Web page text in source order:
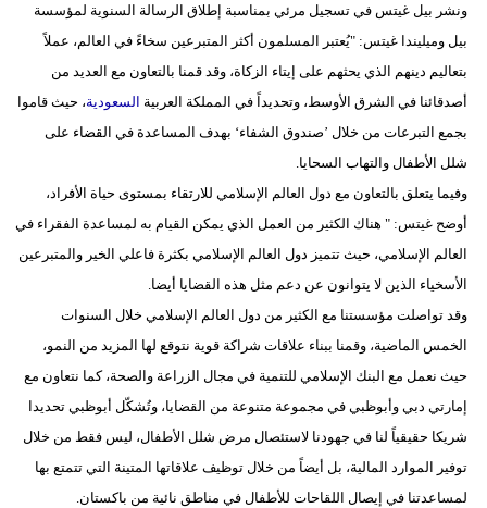
مدوَّنات
فيديو
ونشر بيل غيتس في تسجيل مرئي بمناسبة إطلاق الرسالة السنوية لمؤسسة
بيل وميليندا غيتس: "يُعتبر المسلمون أكثر المتبرعين سخاءً في العالم، عملاً
بتعاليم دينهم الذي يحثهم على إيتاء الزكاة، وقد قمنا بالتعاون مع العديد من
أصدقائنا في الشرق الأوسط، وتحديداً في المملكة العربية السعودية، حيث قاموا
بجمع التبرعات من خلال ’صندوق الشفاء‘ بهدف المساعدة في القضاء على
شلل الأطفال والتهاب السحايا.
وفيما يتعلق بالتعاون مع دول العالم الإسلامي للارتقاء بمستوى حياة الأفراد،
أوضح غيتس: " هناك الكثير من العمل الذي يمكن القيام به لمساعدة الفقراء في
العالم الإسلامي، حيث تتميز دول العالم الإسلامي بكثرة فاعلي الخير والمتبرعين
الأسخياء الذين لا يتوانون عن دعم مثل هذه القضايا أيضا.
وقد تواصلت مؤسستنا مع الكثير من دول العالم الإسلامي خلال السنوات
الخمس الماضية، وقمنا ببناء علاقات شراكة قوية نتوقع لها المزيد من النمو،
حيث نعمل مع البنك الإسلامي للتنمية في مجال الزراعة والصحة، كما نتعاون مع
إمارتي دبي وأبوظبي في مجموعة متنوعة من القضايا، وتُشكّل أبوظبي تحديدا
شريكا حقيقياً لنا في جهودنا لاستئصال مرض شلل الأطفال، ليس فقط من خلال
توفير الموارد المالية، بل أيضاً من خلال توظيف علاقاتها المتينة التي تتمتع بها
لمساعدتنا في إيصال اللقاحات للأطفال في مناطق نائية من باكستان.